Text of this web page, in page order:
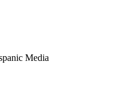
Media